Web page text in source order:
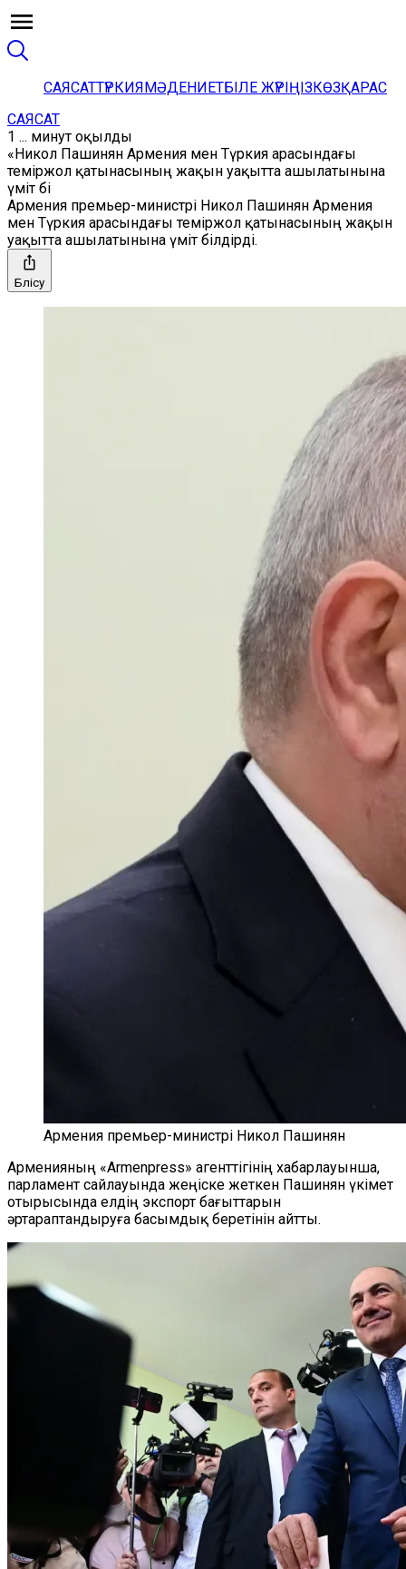
САЯСАТТҮРКИЯМӘДЕНИЕТБІЛЕ ЖҮРІҢІЗКӨЗҚАРАС
САЯСАТ
1 ... минут оқылды
«Никол Пашинян Армения мен Түркия арасындағы
теміржол қатынасының жақын уақытта ашылатынына
үміт бі
Армения премьер-министрі Никол Пашинян Армения
мен Түркия арасындағы теміржол қатынасының жақын
уақытта ашылатынына үміт білдірді.
Бөлісу
Армения премьер-министрі Никол Пашинян
Арменияның «Armenpress» агенттігінің хабарлауынша,
парламент сайлауында жеңіске жеткен Пашинян үкімет
отырысында елдің экспорт бағыттарын
әртараптандыруға басымдық беретінін айтты.